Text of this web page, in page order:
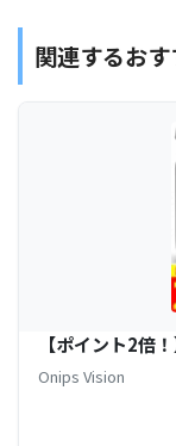
関連するお
【ポイント2倍
Onips Vision